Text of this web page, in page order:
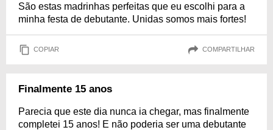
São estas madrinhas perfeitas que eu escolhi para a
minha festa de debutante. Unidas somos mais fortes!
COPIAR COMPARTILHAR
Finalmente 15 anos
Parecia que este dia nunca ia chegar, mas finalmente
completei 15 anos! E não poderia ser uma debutante